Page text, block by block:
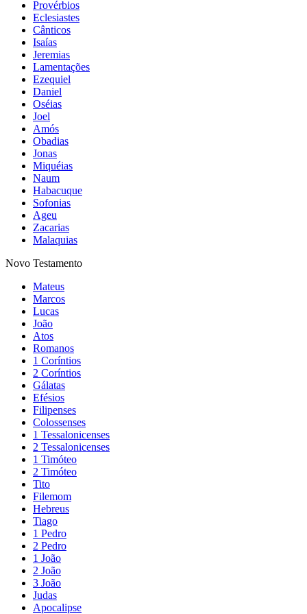
Provérbios
Eclesiastes
Cânticos
Isaías
Jeremias
Lamentações
Ezequiel
Daniel
Oséias
Joel
Amós
Obadias
Jonas
Miquéias
Naum
Habacuque
Sofonias
Ageu
Zacarias
Malaquias
Novo Testamento
Mateus
Marcos
Lucas
João
Atos
Romanos
1 Coríntios
2 Coríntios
Gálatas
Efésios
Filipenses
Colossenses
1 Tessalonicenses
2 Tessalonicenses
1 Timóteo
2 Timóteo
Tito
Filemom
Hebreus
Tiago
1 Pedro
2 Pedro
1 João
2 João
3 João
Judas
Apocalipse